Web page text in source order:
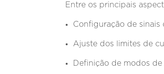
Entre os principais
Configuração de sinais
Ajuste dos limites de
Definição de modos